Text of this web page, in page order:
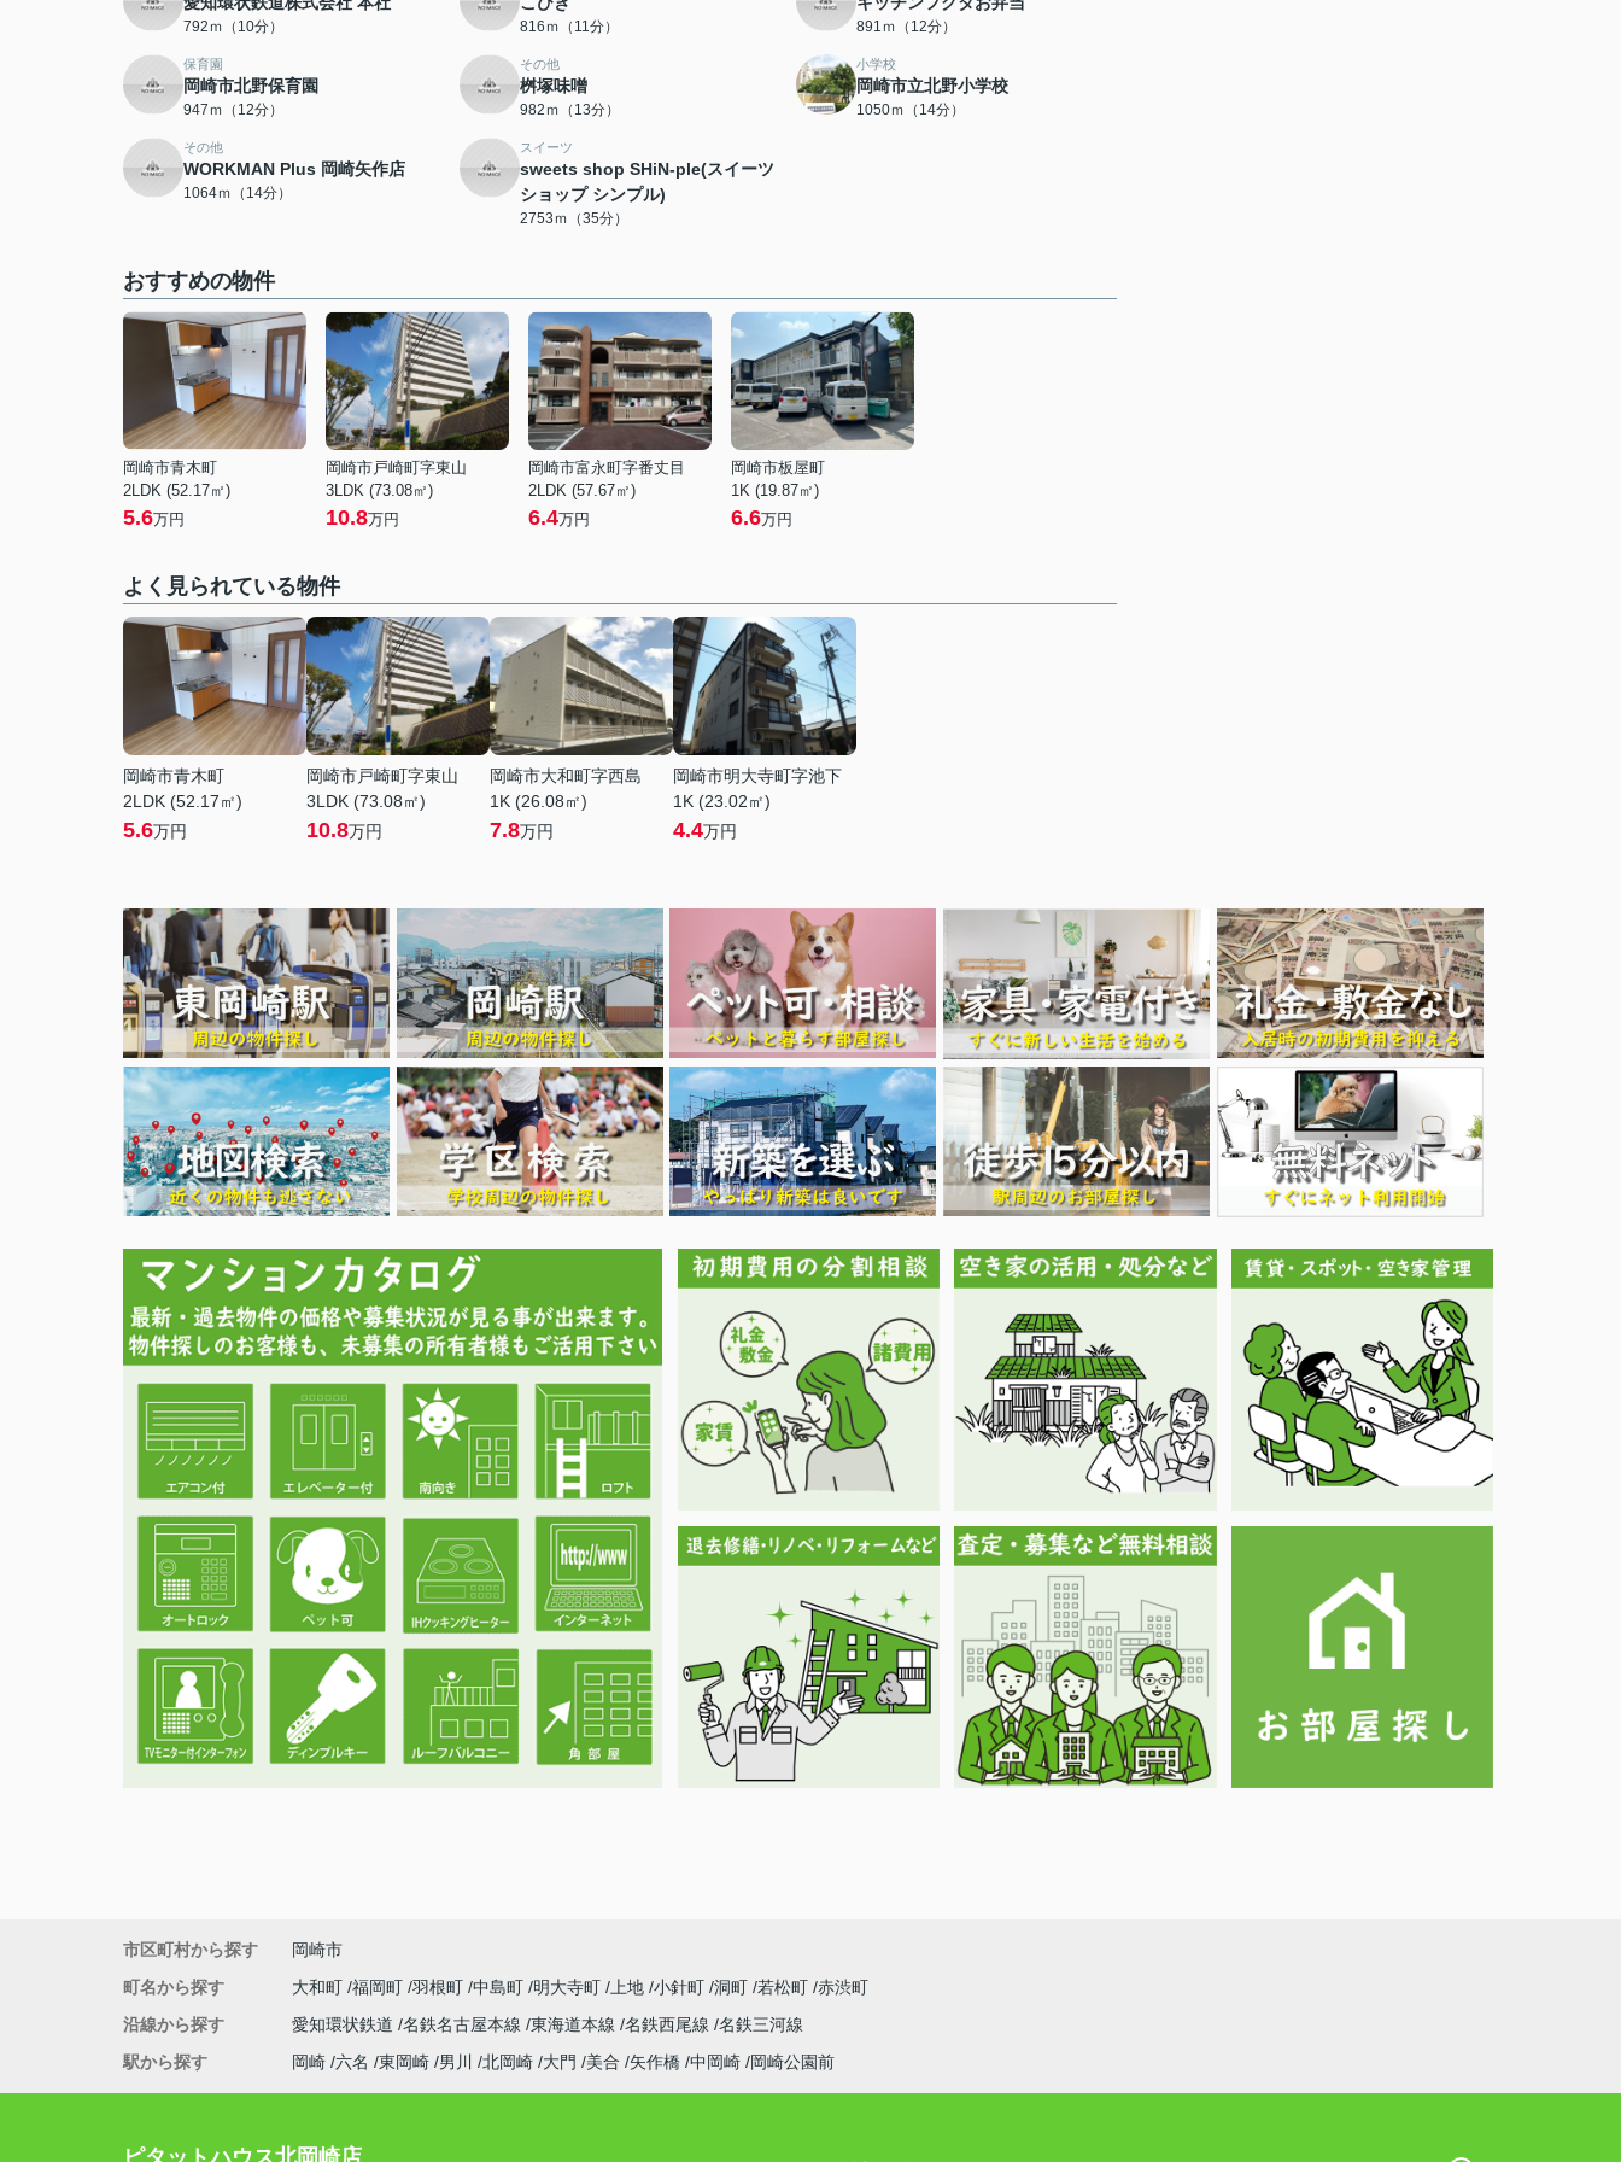
792ｍ（10分） 816ｍ（11分） 891ｍ（12分）
保育園
岡崎市北野保育園
947ｍ（12分）
その他
桝塚味噌
982ｍ（13分）
小学校
岡崎市立北野小学校
1050ｍ（14分）
その他
WORKMAN Plus 岡崎矢作店
1064ｍ（14分）
スイーツ
sweets shop SHiN-ple(スイーツ
ショップ シンプル)
2753ｍ（35分）
おすすめの物件
岡崎市青木町
2LDK (52.17㎡)
5.6万円
岡崎市戸崎町字東山
3LDK (73.08㎡)
10.8万円
岡崎市富永町字番丈目
2LDK (57.67㎡)
6.4万円
岡崎市板屋町
1K (19.87㎡)
6.6万円
よく見られている物件
岡崎市青木町
2LDK (52.17㎡)
5.6万円
岡崎市戸崎町字東山
3LDK (73.08㎡)
10.8万円
岡崎市大和町字西島
1K (26.08㎡)
7.8万円
岡崎市明大寺町字池下
1K (23.02㎡)
4.4万円
市区町村から探す
岡崎市
町名から探す
大和町 福岡町 羽根町 中島町 明大寺町 上地 小針町 洞町 若松町 赤渋町
沿線から探す
愛知環状鉄道 名鉄名古屋本線 東海道本線 名鉄西尾線 名鉄三河線
駅から探す
岡崎 六名 東岡崎 男川 北岡崎 大門 美合 矢作橋 中岡崎 岡崎公園前